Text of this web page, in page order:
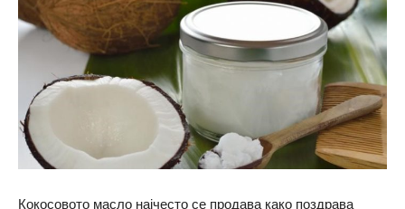
Кокосовото масло најчесто се продава како поздрава